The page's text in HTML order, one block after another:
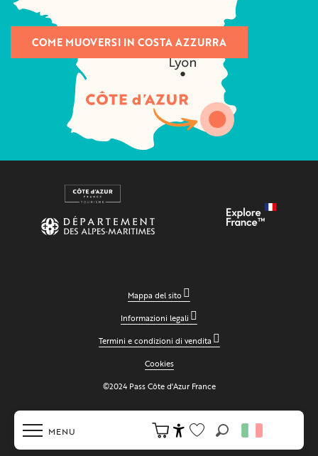
MENU
Accessibilité
Voir les favoris
Ricerca
COME MUOVERSI IN COSTA AZZURRA
Mappa del sito
Informazioni legali
Termini e condizioni di vendita
Cookies
©2024 Pass Côte d'Azur France